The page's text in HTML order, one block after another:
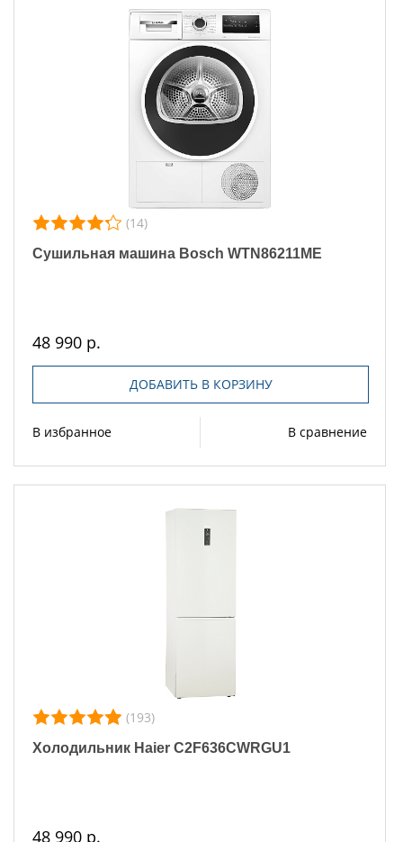
(14)
Сушильная машина Bosch WTN86211ME
48 990 р.
ДОБАВИТЬ В КОРЗИНУ
В избранное В сравнение
(193)
Холодильник Haier C2F636CWRGU1
48 990 р.